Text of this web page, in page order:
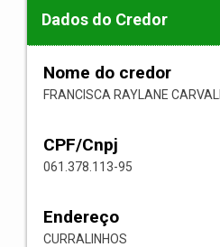
Dados do Credor
Nome do credor
FRANCISCA RAYLANE
CPF/Cnpj
061.378.113-95
Endereço
CURRALINHOS